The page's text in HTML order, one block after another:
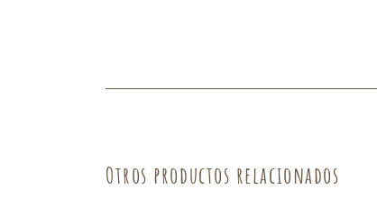
Otros productos relacionados